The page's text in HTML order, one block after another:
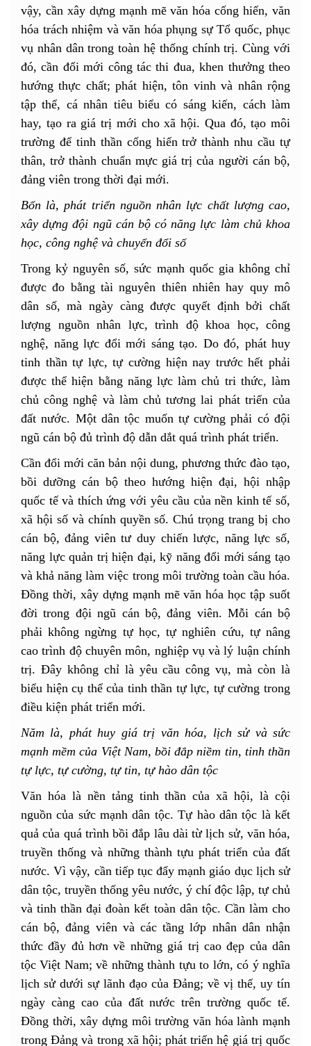
vậy, cần xây dựng mạnh mẽ văn hóa cống hiến, văn
hóa trách nhiệm và văn hóa phụng sự Tổ quốc, phục
vụ nhân dân trong toàn hệ thống chính trị. Cùng với
đó, cần đổi mới công tác thi đua, khen thưởng theo
hướng thực chất; phát hiện, tôn vinh và nhân rộng
tập thể, cá nhân tiêu biểu có sáng kiến, cách làm
hay, tạo ra giá trị mới cho xã hội. Qua đó, tạo môi
trường để tinh thần cống hiến trở thành nhu cầu tự
thân, trở thành chuẩn mực giá trị của người cán bộ,
đảng viên trong thời đại mới.
Bốn là, phát triển nguồn nhân lực chất lượng cao,
xây dựng đội ngũ cán bộ có năng lực làm chủ khoa
học, công nghệ và chuyển đổi số
Trong kỷ nguyên số, sức mạnh quốc gia không chỉ
được đo bằng tài nguyên thiên nhiên hay quy mô
dân số, mà ngày càng được quyết định bởi chất
lượng nguồn nhân lực, trình độ khoa học, công
nghệ, năng lực đổi mới sáng tạo. Do đó, phát huy
tinh thần tự lực, tự cường hiện nay trước hết phải
được thể hiện bằng năng lực làm chủ tri thức, làm
chủ công nghệ và làm chủ tương lai phát triển của
đất nước. Một dân tộc muốn tự cường phải có đội
ngũ cán bộ đủ trình độ dẫn dắt quá trình phát triển.
Cần đổi mới căn bản nội dung, phương thức đào tạo,
bồi dưỡng cán bộ theo hướng hiện đại, hội nhập
quốc tế và thích ứng với yêu cầu của nền kinh tế số,
xã hội số và chính quyền số. Chú trọng trang bị cho
cán bộ, đảng viên tư duy chiến lược, năng lực số,
năng lực quản trị hiện đại, kỹ năng đổi mới sáng tạo
và khả năng làm việc trong môi trường toàn cầu hóa.
Đồng thời, xây dựng mạnh mẽ văn hóa học tập suốt
đời trong đội ngũ cán bộ, đảng viên. Mỗi cán bộ
phải không ngừng tự học, tự nghiên cứu, tự nâng
cao trình độ chuyên môn, nghiệp vụ và lý luận chính
trị. Đây không chỉ là yêu cầu công vụ, mà còn là
biểu hiện cụ thể của tinh thần tự lực, tự cường trong
điều kiện phát triển mới.
Năm là, phát huy giá trị văn hóa, lịch sử và sức
mạnh mềm của Việt Nam, bồi đắp niềm tin, tinh thần
tự lực, tự cường, tự tin, tự hào dân tộc
Văn hóa là nền tảng tinh thần của xã hội, là cội
nguồn của sức mạnh dân tộc. Tự hào dân tộc là kết
quả của quá trình bồi đắp lâu dài từ lịch sử, văn hóa,
truyền thống và những thành tựu phát triển của đất
nước. Vì vậy, cần tiếp tục đẩy mạnh giáo dục lịch sử
dân tộc, truyền thống yêu nước, ý chí độc lập, tự chủ
và tinh thần đại đoàn kết toàn dân tộc. Cần làm cho
cán bộ, đảng viên và các tầng lớp nhân dân nhận
thức đầy đủ hơn về những giá trị cao đẹp của dân
tộc Việt Nam; về những thành tựu to lớn, có ý nghĩa
lịch sử dưới sự lãnh đạo của Đảng; về vị thế, uy tín
ngày càng cao của đất nước trên trường quốc tế.
Đồng thời, xây dựng môi trường văn hóa lành mạnh
trong Đảng và trong xã hội; phát triển hệ giá trị quốc